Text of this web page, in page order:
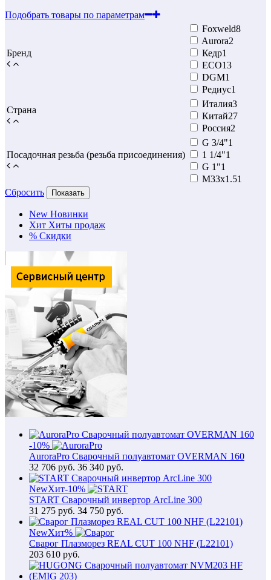
Подобрать товары по параметрам
Бренд
Foxweld8
Aurora2
Кедр1
ECO13
DGM1
Редиус1
Страна
Италия3
Китай27
Россия2
Посадочная резьба (резьба присоединения)
G 3/4"1
1 1/4"1
G 1"1
М33х1.51
Сбросить
Показать
New Новинки
Хит Хиты продаж
% Скидки
-10%
AuroraPro Сварочный полуавтомат OVERMAN 160
32 706 руб. 36 340 руб.
NewХит-10%
START Сварочный инвертор ArcLine 300
31 275 руб. 34 750 руб.
NewХит%
Сварог Плазморез REAL CUT 100 NHF (L22101)
203 610 руб.